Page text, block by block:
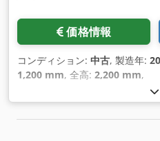
価格情報
コンディション: 中古, 製造年:
1,200 mm, 全高: 2,200 mm,